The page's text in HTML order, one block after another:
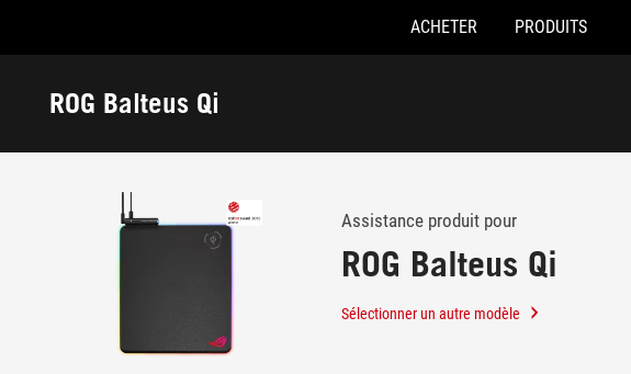
Accessibility links
ACHETER PRODUITS
ROG Balteus Qi
Support
Assistance produit pour
ROG Balteus Qi
Sélectionner un autre modèle